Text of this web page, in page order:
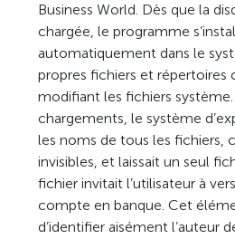
Business World. Dès que la
chargée, le programme
automatiquement dans le
propres fichiers et répertoires
modifiant les fichiers
chargements, le système
les noms de tous les fichiers,
invisibles, et laissait un seul
fichier invitait l’utilisateur à
compte en banque. Cet
d’identifier aisément l’auteur